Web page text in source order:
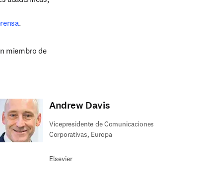
.
miembro de
Andrew Davis
Vicepresidente de Comunicaciones
Corporativas, Europa
Elsevier